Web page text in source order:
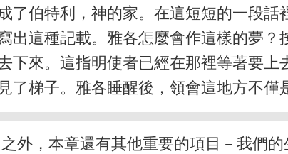
了伯特利，神的家。在這短短的一段
出這種記載。雅各怎麼會作這樣的夢
下來。這指明使者已經在那裡等著要
了梯子。雅各睡醒後，領會這地方不僅
外，本章還有其他重要的項目－我們